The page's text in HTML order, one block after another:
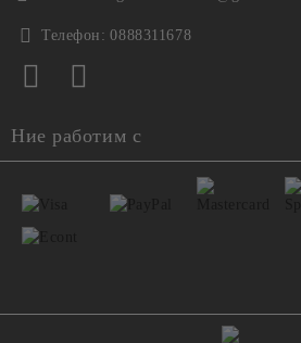
Телефон: 0888311678
Ние работим с